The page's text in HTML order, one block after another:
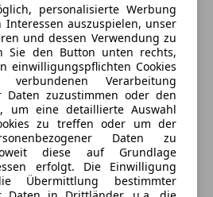
Benzin
5,90l/100 km (komb.)
135 g/km (komb.)
personalisierte Werbung
auszuspielen, unser
und dessen Verwendung zu
Sie den Button unten rechts,
einwilligungspflichten Cookies
Verarbeitung
Daten zuzustimmen oder den
um eine detaillierte Auswahl
zu treffen oder um der
Daten zu
diese auf Grundlage
erfolgt. Die Einwilligung
Übermittlung bestimmter